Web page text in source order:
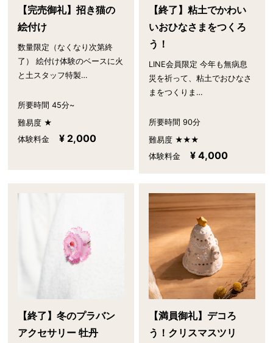
【完売御礼】招き猫の
絵付け
数量限定（なくなり次第終
了） 絵付け体験のベースに火
と土スタッフ特製…
所要時間 45分~
難易度 ★
体験料金
¥ 2,000
【終了】粘土でかわい
いおひなさまをつくろ
う！
LINE会員限定 今年も無病息
災を祈って、粘土でおひなさ
まをつくりま…
所要時間 90分
難易度 ★★★
体験料金
¥ 4,000
【終了】冬のプラバン
アクセサリー 牡丹
【満員御礼】デコろ
う！クリスマスツリ